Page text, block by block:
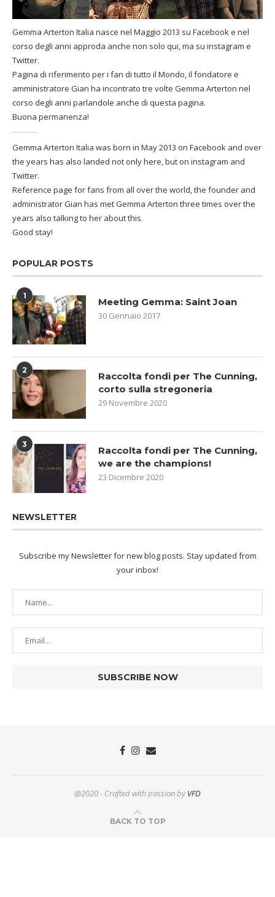
Gemma Arterton Italia nasce nel Maggio 2013 su Facebook e nel
corso degli anni approda anche non solo qui, ma su instagram e
Twitter.
Pagina di riferimento per i fan di tutto il Mondo, il fondatore e
amministratore Gian ha incontrato tre volte Gemma Arterton nel
corso degli anni parlandole anche di questa pagina.
Buona permanenza!
Gemma Arterton Italia was born in May 2013 on Facebook and over
the years has also landed not only here, but on instagram and
Twitter.
Reference page for fans from all over the world, the founder and
administrator Gian has met Gemma Arterton three times over the
years also talking to her about this.
Good stay!
POPULAR POSTS
1 Meeting Gemma: Saint Joan
30 Gennaio 2017
2
Raccolta fondi per The Cunning,
corto sulla stregoneria
29 Novembre 2020
3
Raccolta fondi per The Cunning,
we are the champions!
23 Dicembre 2020
NEWSLETTER
Subscribe my Newsletter for new blog posts. Stay updated from
your inbox!
@2020 - Crafted with passion byVFD
BACK TO TOP